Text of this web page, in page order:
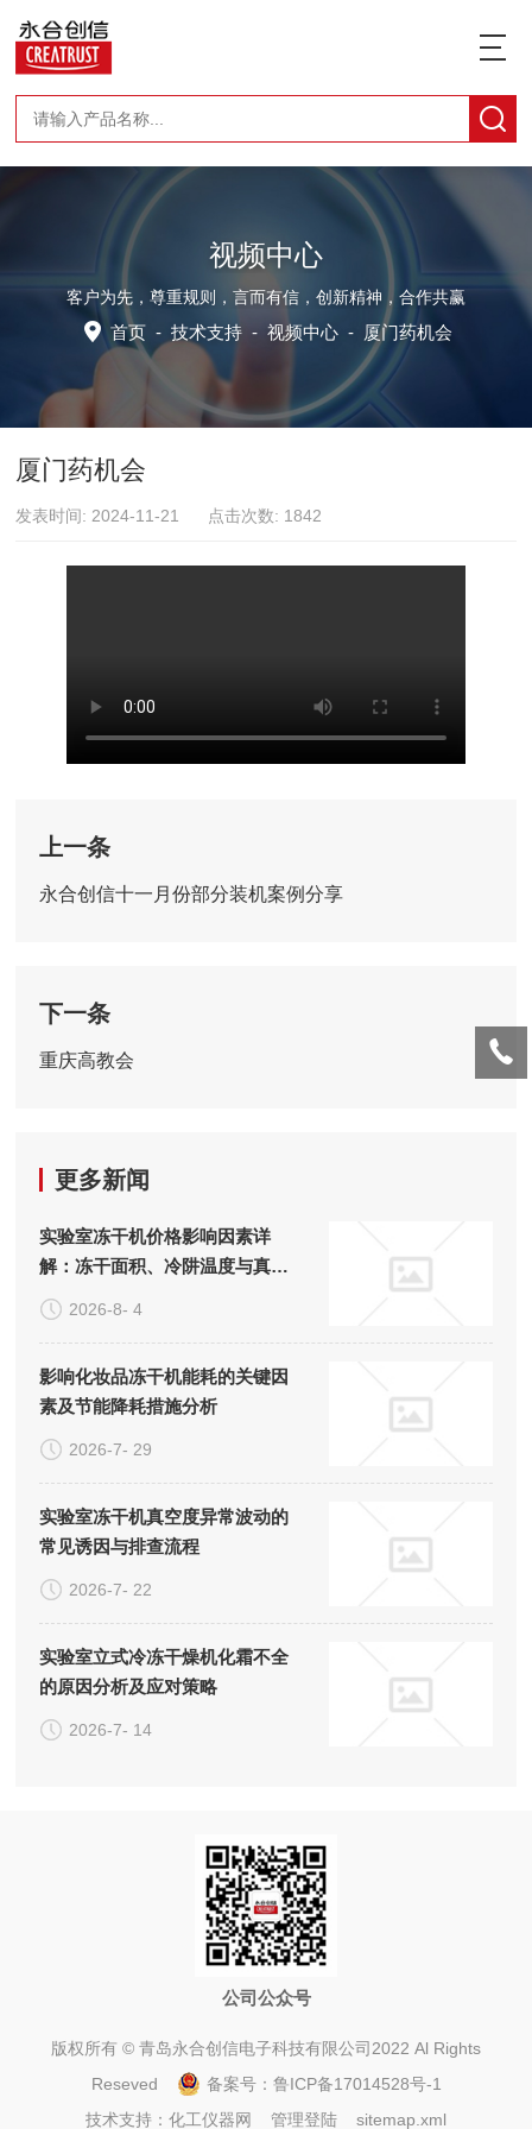
视频中心
客户为先，尊重规则，言而有信，创新精神，合作共赢
首页- 技术支持- 视频中心- 厦门药机会
厦门药机会
发表时间: 2024-11-21 点击次数: 1842
上一条
永合创信十一月份部分装机案例分享
下一条
重庆高教会
更多新闻
实验室冻干机价格影响因素详
解：冻干面积、冷阱温度与真空
系统的成本构成
2026-8- 4
影响化妆品冻干机能耗的关键因
素及节能降耗措施分析
2026-7- 29
实验室冻干机真空度异常波动的
常见诱因与排查流程
2026-7- 22
实验室立式冷冻干燥机化霜不全
的原因分析及应对策略
2026-7- 14
公司公众号
版权所有 © 青岛永合创信电子科技有限公司2022 Al Rights
Reseved
备案号： 鲁ICP备17014528号-1
技术支持： 化工仪器网 管理登陆 sitemap.xml